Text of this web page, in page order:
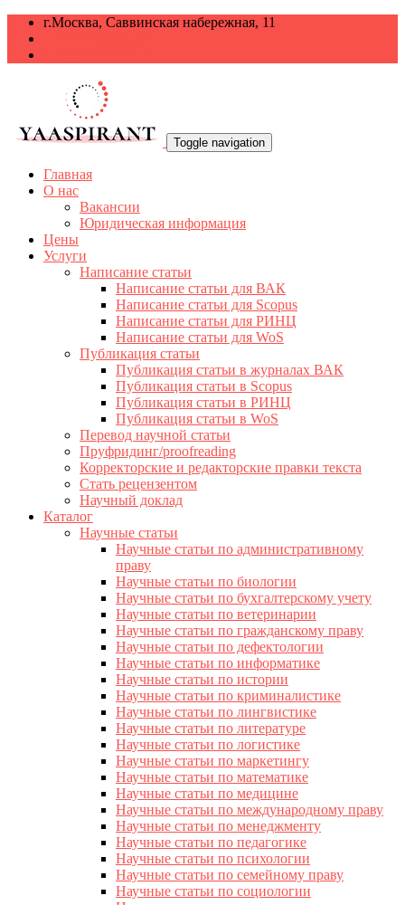
г.Москва, Саввинская набережная, 11
Toggle navigation
Главная
О нас
Вакансии
Юридическая информация
Цены
Услуги
Написание статьи
Написание статьи для ВАК
Написание статьи для Scopus
Написание статьи для РИНЦ
Написание статьи для WoS
Публикация статьи
Публикация статьи в журналах ВАК
Публикация статьи в Scopus
Публикация статьи в РИНЦ
Публикация статьи в WoS
Перевод научной статьи
Пруфридинг/proofreading
Корректорские и редакторские правки текста
Стать рецензентом
Научный доклад
Каталог
Научные статьи
Научные статьи по административному
праву
Научные статьи по биологии
Научные статьи по бухгалтерскому учету
Научные статьи по ветеринарии
Научные статьи по гражданскому праву
Научные статьи по дефектологии
Научные статьи по информатике
Научные статьи по истории
Научные статьи по криминалистике
Научные статьи по лингвистике
Научные статьи по литературе
Научные статьи по логистике
Научные статьи по маркетингу
Научные статьи по математике
Научные статьи по медицине
Научные статьи по международному праву
Научные статьи по менеджменту
Научные статьи по педагогике
Научные статьи по психологии
Научные статьи по семейному праву
Научные статьи по социологии